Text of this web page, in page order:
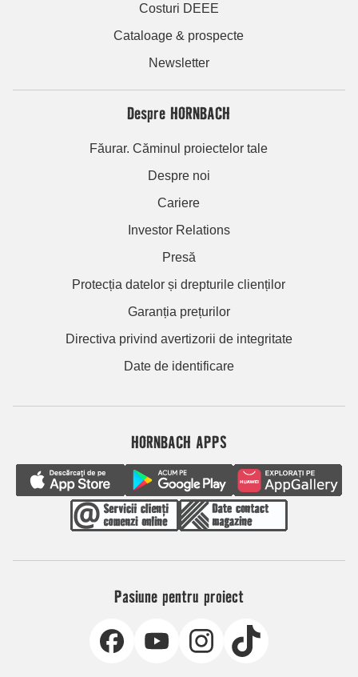
Costuri DEEE
Cataloage & prospecte
Newsletter
Despre HORNBACH
Făurar. Căminul proiectelor tale
Despre noi
Cariere
Investor Relations
Presă
Protecția datelor și drepturile clienților
Garanția prețurilor
Directiva privind avertizorii de integritate
Date de identificare
HORNBACH APPS
Pasiune pentru proiect